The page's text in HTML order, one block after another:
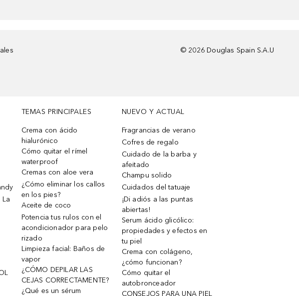
© 2026 Douglas Spain S.A.U
La
TEMAS PRINCIPALES
Crema con ácido
hialurónico
Cómo quitar el rímel
waterproof
Cremas con aloe vera
¿Cómo eliminar los callos
en los pies?
Aceite de coco
Potencia tus rulos con el
acondicionador para pelo
rizado
Limpieza facial: Baños de
vapor
¿CÓMO DEPILAR LAS
CEJAS CORRECTAMENTE?
¿Qué es un sérum
NUEVO Y ACTUAL
Fragrancias de verano
Cofres de regalo
Cuidado de la barba y
afeitado
Champu solido
Cuidados del tatuaje
¡Di adiós a las puntas
abiertas!
Serum ácido glicólico:
propiedades y efectos en
tu piel
Crema con colágeno,
¿cómo funcionan?
Cómo quitar el
autobronceador
CONSEJOS PARA UNA PIEL